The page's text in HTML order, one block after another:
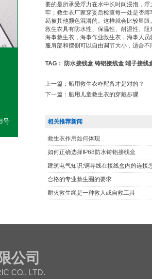
号
要的是所承受浮力在水中长时间浸泡，
牢； 救生衣厂家穿妥后检查每一处是否缚
易被其他颜色混淆的。这样就会比较显眼
救生衣具有防水性、保温性、耐温性、
海事救生衣 ，海事作业救生衣 ，海事人员
服肩部和摆侧可以自由调节大小，适合
TAG： 防水接线盒 铸铝接线盒 端子接线
上一篇： 船用救生衣咋配备才是对的？
下一篇： 船用儿童救生衣的穿戴步骤
相关推荐新闻
救生衣作用如何体现
如何正确选择IP68防水铸铝接线盒
建筑电气知识:铜导线在接线盒内的连接
合格的专业救生圈的要求
耐火救生绳是一种救人或自救工具
公司
CO., LTD.